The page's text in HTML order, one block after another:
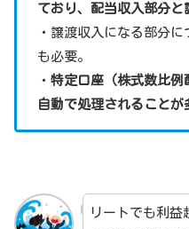
ており、配当収入部分と
・譲渡収入になる部分
も必要。
・ 特定口座（株式数比例
自動で処理されることが
リートでも利益